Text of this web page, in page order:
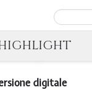
digitale